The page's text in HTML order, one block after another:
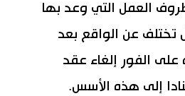
العمل التي وعد بها
تختلف عن الواقع بعد
على الفور إلغاء عقد
إلى هذه الأسس.